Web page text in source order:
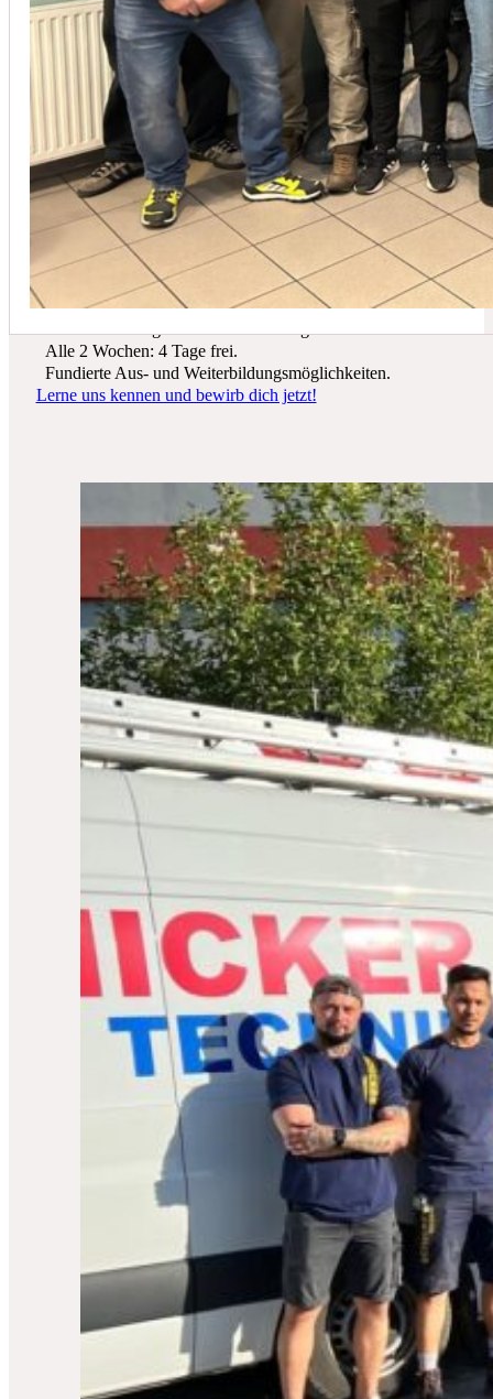
In der Regel empfehlen wir eine Wartung mindestens einmal
Du suchst einen zukunftssicheren Arbeitsplatz? Bei Schicker Technik
erwarten dich spannende Projekte, ein freundliches Team und beste
Entwicklungsmöglichkeiten.
Wir bieten dir:
Ein sicherer Arbeitsplatz in einer krisenfesten Branche.
Alle 2 Wochen: 4 Tage frei.
Fundierte Aus- und Weiterbildungsmöglichkeiten.
Lerne uns kennen und bewirb dich jetzt!